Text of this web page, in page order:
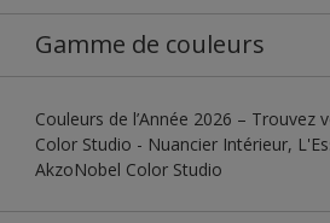
Gamme de couleurs
Couleurs de l’Année 2026 – Trouvez
Color Studio - Nuancier Intérieur,
AkzoNobel Color Studio